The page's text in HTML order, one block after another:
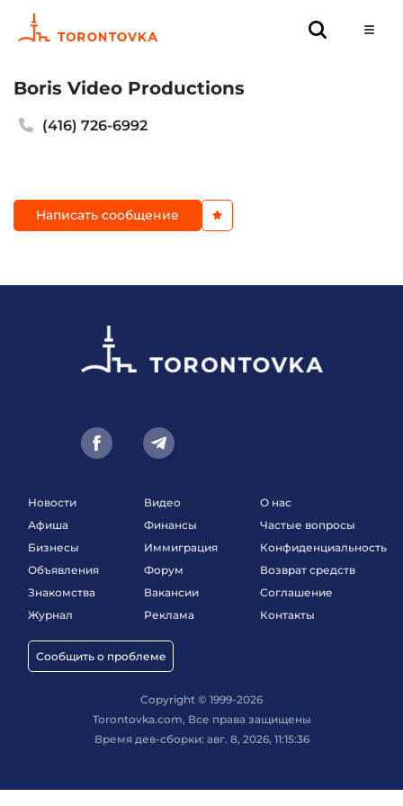
Boris Video Productions
(416) 726-6992
Написать сообщение
Новости
Афиша
Бизнесы
Объявления
Знакомства
Журнал
Сообщить о проблеме
Видео
Финансы
Иммиграция
Форум
Вакансии
Реклама
О нас
Частые вопросы
Конфиденциальность
Возврат средств
Соглашение
Контакты
Copyright © 1999-2026
Torontovka.com, Все права защищены
Время дев-сборки: авг. 8, 2026, 11:15:36